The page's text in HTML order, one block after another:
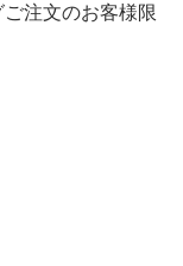
注文のお客様限